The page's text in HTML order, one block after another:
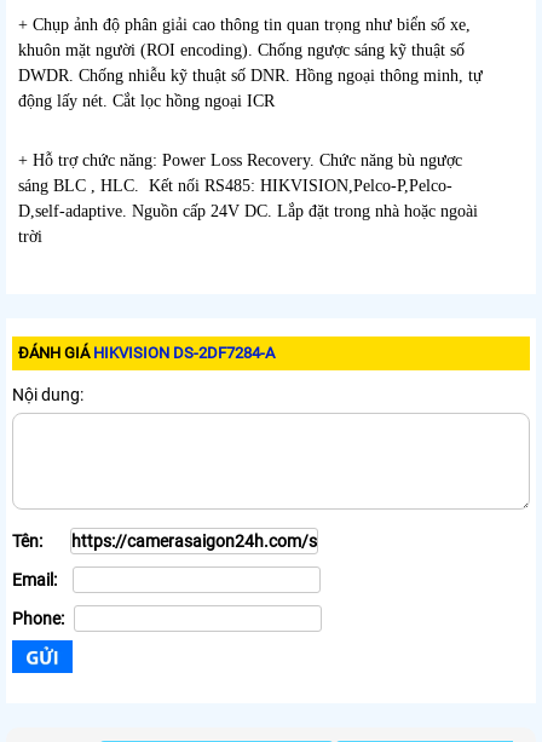
+ Chụp ảnh độ phân giải cao thông tin quan trọng như biển số xe,
khuôn mặt người (ROI encoding). Chống ngược sáng kỹ thuật số
DWDR. Chống nhiễu kỹ thuật số DNR. Hồng ngoại thông minh, tự
động lấy nét. Cắt lọc hồng ngoại ICR
+ Hỗ trợ chức năng: Power Loss Recovery. Chức năng bù ngược
sáng BLC , HLC. Kết nối RS485: HIKVISION,Pelco-P,Pelco-
D,self-adaptive. Nguồn cấp 24V DC. Lắp đặt trong nhà hoặc ngoài
trời
ĐÁNH GIÁ HIKVISION DS-2DF7284-A
Nội dung:
Tên:
Email:
Phone: